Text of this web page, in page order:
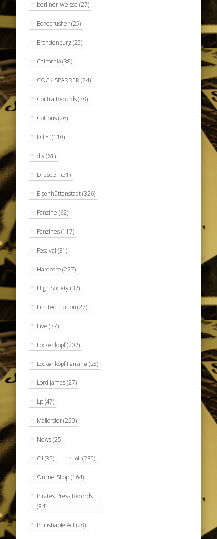
berliner Weisse (27)
Bonecrusher(25)
Brandenburg(25)
California (38)
COCK SPARRER (24)
Contra Records(38)
Cottbus(26)
D.I.Y. (110)
diy(61)
Dresden (51)
Eisenhüttenstadt(326)
Fanzine (62)
Fanzines(117)
Festival (31)
Hardcore (227)
High Society(32)
Limited Edition (27)
Live (37)
Lockenkopf(202)
Lockenkopf Fanzine (25)
Lord James(27)
Lp(47)
Mailorder(250)
News(25)
Oi (35) oi! (232)
Online Shop(164)
Pirates Press Records
(34)
Punishable Act(28)